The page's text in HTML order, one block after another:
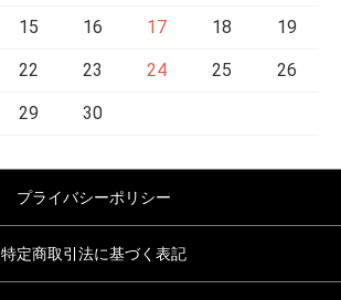
15 16 17 18 19
22 23 24 25 26
29 30
プライバシーポリシー
特定商取引法に基づく表記